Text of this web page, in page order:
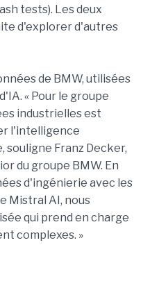
tests). Les deux
d'explorer d'autres
de BMW, utilisées
« Pour le groupe
industrielles est
l'intelligence
Franz Decker,
du groupe BMW. En
d'ingénierie avec les
Mistral AI, nous
qui prend en charge
complexes. »